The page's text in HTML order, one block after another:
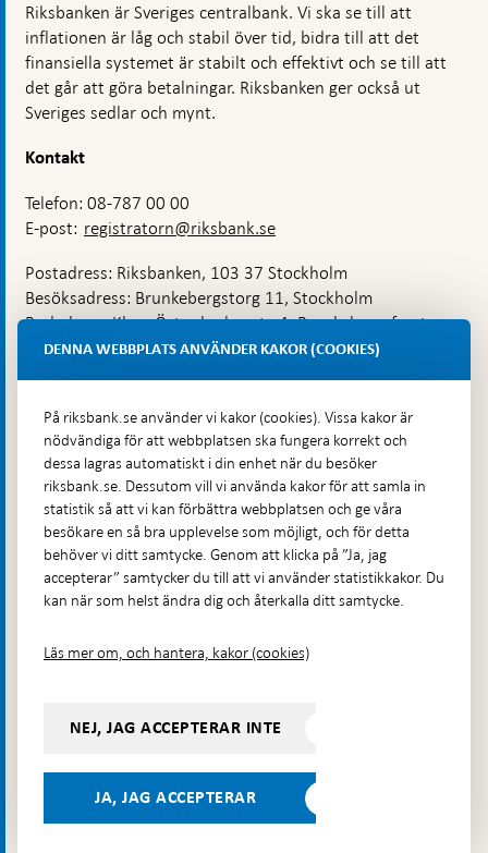
Riksbanken är Sveriges centralbank. Vi ska se till att
inflationen är låg och stabil över tid, bidra till att det
finansiella systemet är stabilt och effektivt och se till att
det går att göra betalningar. Riksbanken ger också ut
Sveriges sedlar och mynt.
Kontakt
Telefon: 08-787 00 00
E-post: registratorn@riksbank.se
Postadress: Riksbanken, 103 37 Stockholm
Besöksadress: Brunkebergstorg 11, Stockholm
Budadress: Klara Östra kyrkogata 4, Brunkebergsfaret,
Lastplats 6
Hitta direkt
Frågor och svar-
Öppnas
i
ny
flik
Till Riksbankens webbarkiv-
Öppnas
i
ny
Presskontakt
Integritetspolicy
Följ oss på sociala medier
YouTubeDela på:
Facebook
Dela på:
Instagram
Dela
på:
Bluesky
DENNA WEBBPLATS ANVÄNDER KAKOR (COOKIES)
På riksbank.se använder vi kakor (cookies). Vissa kakor är
nödvändiga för att webbplatsen ska fungera korrekt och
dessa lagras automatiskt i din enhet när du besöker
riksbank.se. Dessutom vill vi använda kakor för att samla in
statistik så att vi kan förbättra webbplatsen och ge våra
besökare en så bra upplevelse som möjligt, och för detta
behöver vi ditt samtycke. Genom att klicka på ”Ja, jag
accepterar” samtycker du till att vi använder statistikkakor. Du
kan när som helst ändra dig och återkalla ditt samtycke.
Läs mer om, och hantera, kakor (cookies)
NEJ, JAG ACCEPTERAR INTE
JA, JAG ACCEPTERAR